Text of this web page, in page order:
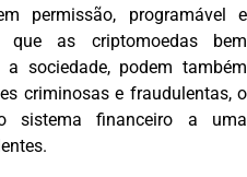
permissão, programável e
que as criptomoedas bem
sociedade, podem também
criminosas e fraudulentas, o
sistema financeiro a uma